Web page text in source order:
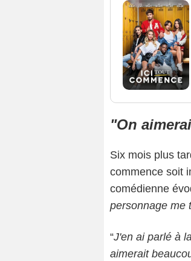
"On
Six mois plus
commence soit
comédienne
personnage me
“J'en ai parlé à
aimerait